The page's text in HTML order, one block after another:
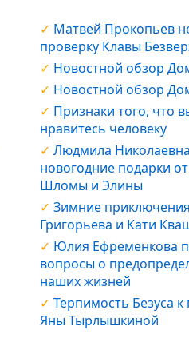
Матвей Прокопьев
проверку Клавы
Новостной обзор
Новостной обзор
Признаки того, что
нравитесь человеку
Людмила
новогодние подарки
Шломы и Элины
Зимние
Григорьева и Кати
Юлия Ефременкова
вопросы о
наших жизней
Терпимость Безуса
Яны Тырлышкиной